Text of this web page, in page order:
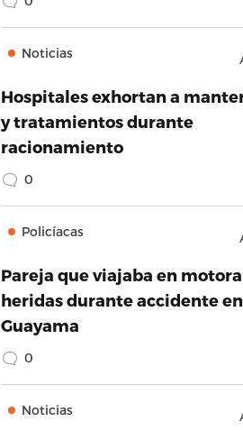
Noticias
Hospitales exhortan a
y tratamientos durante
racionamiento
0
Policíacas
Pareja que viajaba en
heridas durante accidente en
Guayama
0
Noticias